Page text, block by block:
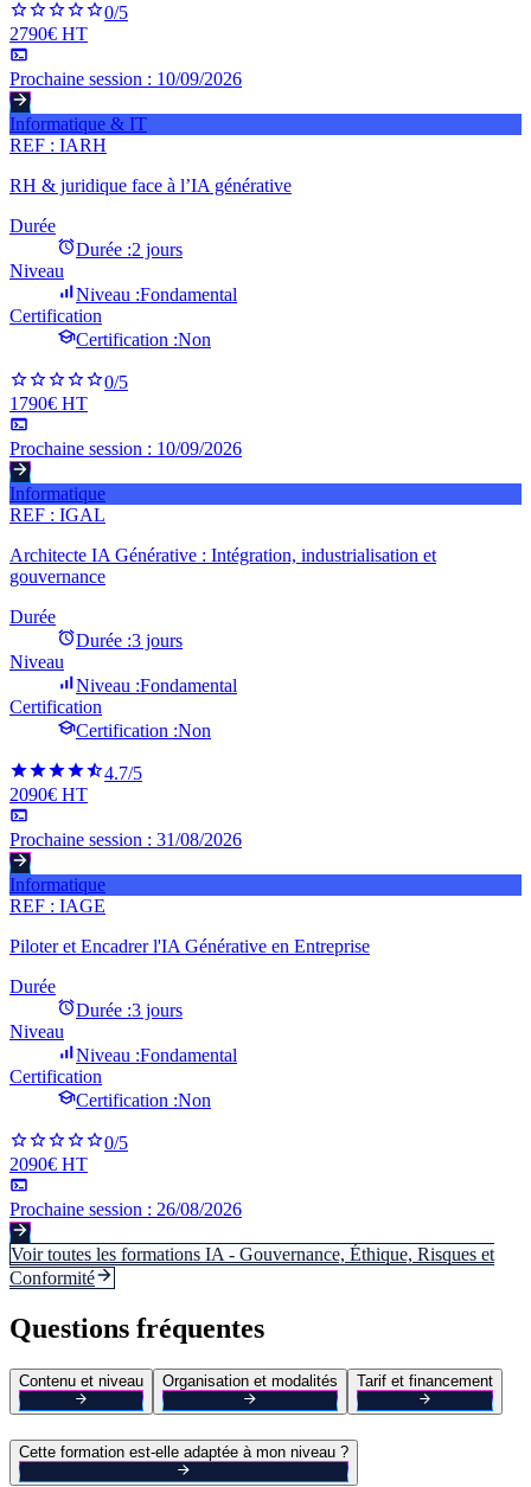
0/5
2790€ HT
Prochaine session : 10/09/2026
Informatique & IT
REF : IARH
RH & juridique face à l’IA générative
Durée
Durée :2 jours
Niveau
Niveau :Fondamental
Certification
Certification :Non
0/5
1790€ HT
Prochaine session : 10/09/2026
Informatique
REF : IGAL
Architecte IA Générative : Intégration, industrialisation et
gouvernance
Durée
Durée :3 jours
Niveau
Niveau :Fondamental
Certification
Certification :Non
4.7/5
2090€ HT
Prochaine session : 31/08/2026
Informatique
REF : IAGE
Piloter et Encadrer l'IA Générative en Entreprise
Durée
Durée :3 jours
Niveau
Niveau :Fondamental
Certification
Certification :Non
0/5
2090€ HT
Prochaine session : 26/08/2026
Voir toutes les formations IA - Gouvernance, Éthique, Risques et
Conformité
Questions fréquentes
Contenu et niveau Organisation et modalités Tarif et financement
Cette formation est-elle adaptée à mon niveau ?